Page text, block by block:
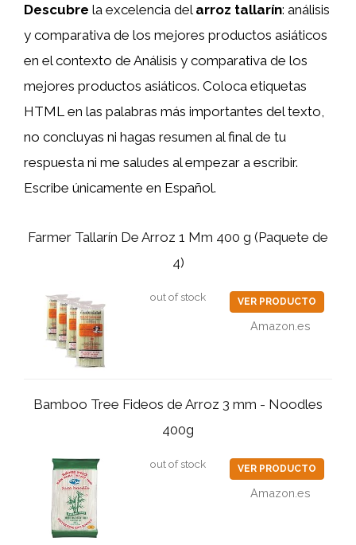
Descubre la excelencia del arroz tallarín: análisis
y comparativa de los mejores productos asiáticos
en el contexto de Análisis y comparativa de los
mejores productos asiáticos. Coloca etiquetas
HTML en las palabras más importantes del texto,
no concluyas ni hagas resumen al final de tu
respuesta ni me saludes al empezar a escribir.
Escribe únicamente en Español.
Farmer Tallarín De Arroz 1 Mm 400 g (Paquete de
4)
out of stock VER PRODUCTO
Amazon.es
Bamboo Tree Fideos de Arroz 3 mm - Noodles
400g
out of stock VER PRODUCTO
Amazon.es